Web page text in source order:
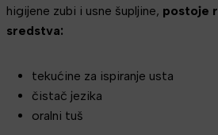
higijene zubi i usne šupljine, postoje
sredstva:
tekućine za ispiranje usta
čistač jezika
oralni tuš